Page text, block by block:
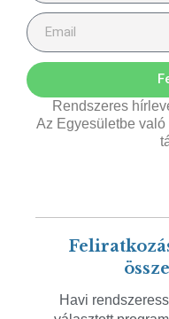
Rendszeres
Az Egyesületbe való
Havi